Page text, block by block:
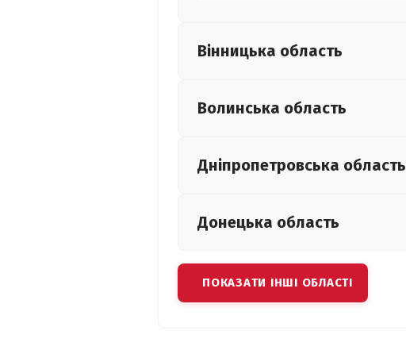
Вінницька область
Волинська область
Дніпропетровська область
Донецька область
ПОКАЗАТИ ІНШІ ОБЛАСТІ